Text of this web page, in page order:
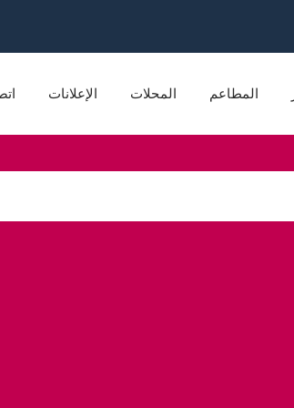
المطاعم المحلات الإعلانات